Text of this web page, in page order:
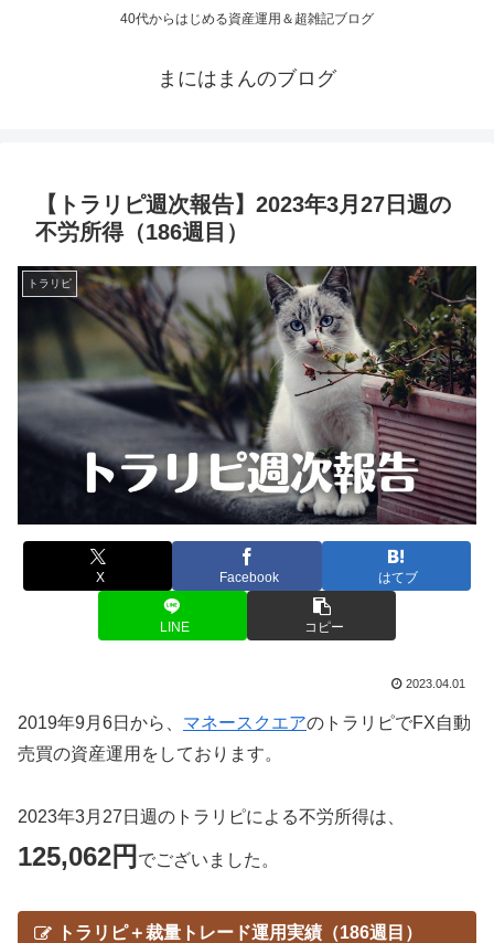
40代からはじめる資産運用＆超雑記ブログ
まにはまんのブログ
【トラリピ週次報告】2023年3月27日週の
不労所得（186週目）
トラリピ
X Facebook はてブ
LINE コピー
2023.04.01
2019年9月6日から、 マネースクエアのトラリピでFX自動
売買の資産運用をしております。
2023年3月27日週のトラリピによる不労所得は、
125,062円 でございました。
トラリピ＋裁量トレード運用実績（186週目）